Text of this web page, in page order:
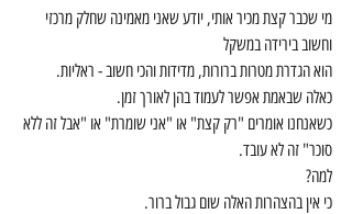
מי שכבר קצת מכיר אותי, יודע שאני מאמינה שחלק מרכזי
וחשוב בירידה במשקל
הוא הגדרת מטרות ברורות, מדידות והכי חשוב - ראליות.
כאלה שבאמת אפשר לעמוד בהן לאורך זמן.
כשאנחנו אומרים "רק קצת" או "אני שומרת" או "אבל זה ללא
סוכר" זה לא עובד.
למה?
כי אין בהצהרות האלה שום גבול ברור.